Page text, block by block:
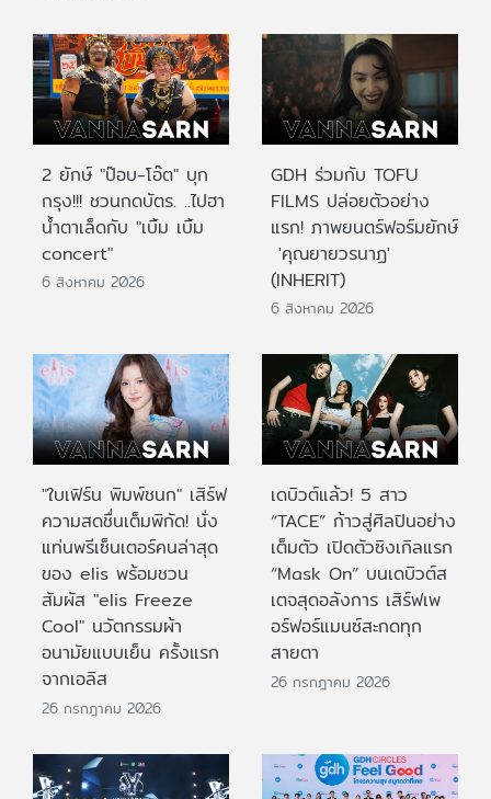
2 ยักษ์ "ป๊อบ-โอ๊ต" บุก
กรุง!!! ชวนกดบัตร. ..ไปฮา
น้ำตาเล็ดกับ "เบิ้ม เบิ้ม
concert"
6 สิงหาคม 2026
GDH ร่วมกับ TOFU
FILMS ปล่อยตัวอย่าง
แรก! ภาพยนตร์ฟอร์มยักษ์
'คุณยายวรนาฏ'
(INHERIT)
6 สิงหาคม 2026
"ใบเฟิร์น พิมพ์ชนก" เสิร์ฟ
ความสดชื่นเต็มพิกัด! นั่ง
แท่นพรีเซ็นเตอร์คนล่าสุด
ของ elis พร้อมชวน
สัมผัส "elis Freeze
Cool" นวัตกรรมผ้า
อนามัยแบบเย็น ครั้งแรก
จากเอลิส
26 กรกฎาคม 2026
เดบิวต์แล้ว! 5 สาว
“TACE” ก้าวสู่ศิลปินอย่าง
เต็มตัว เปิดตัวซิงเกิลแรก
“Mask On” บนเดบิวต์ส
เตจสุดอลังการ เสิร์ฟเพ
อร์ฟอร์แมนซ์สะกดทุก
สายตา
26 กรกฎาคม 2026